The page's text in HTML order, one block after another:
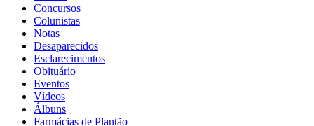
Concursos
Colunistas
Notas
Desaparecidos
Esclarecimentos
Obituário
Eventos
Vídeos
Álbuns
Farmácias de Plantão